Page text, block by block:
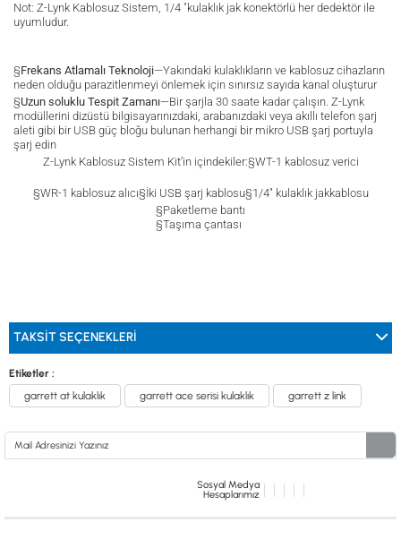
Not: Z-Lynk Kablosuz Sistem, 1/4 "kulaklık jak konektörlü her dedektör ile
uyumludur.
§Frekans Atlamalı Teknoloji—Yakındaki kulaklıkların ve kablosuz cihazların
neden olduğu parazitlenmeyi önlemek için sınırsız sayıda kanal oluşturur
§Uzun soluklu Tespit Zamanı—Bir şarjla 30 saate kadar çalışın. Z-Lynk
modüllerini dizüstü bilgisayarınızdaki, arabanızdaki veya akıllı telefon şarj
aleti gibi bir USB güç bloğu bulunan herhangi bir mikro USB şarj portuyla
şarj edin
Z-Lynk Kablosuz Sistem Kit’in içindekiler:§WT-1 kablosuz verici
§WR-1 kablosuz alıcı§İki USB şarj kablosu§1/4" kulaklık jakkablosu
§Paketleme bantı
§Taşıma çantası
TAKSIT SEÇENEKLERI
Etiketler :
garrett at kulaklık
garrett ace serisi kulaklık garrett z link
Sosyal Medya
Hesaplarımız